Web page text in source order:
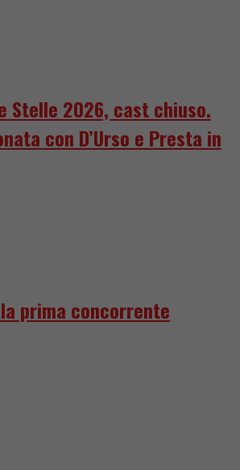
Stelle 2026, cast chiuso.
con D’Urso e Presta in
la prima concorrente